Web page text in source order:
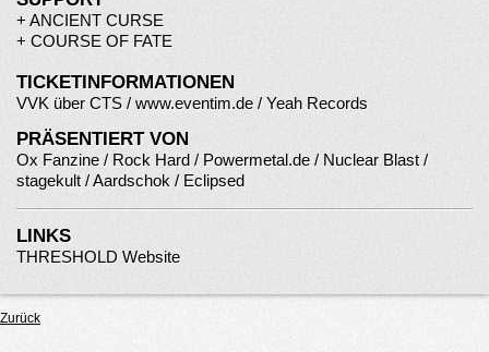
+ANCIENT CURSE
+ COURSE OF FATE
TICKETINFORMATIONEN
VVK über CTS /www.eventim.de / Yeah Records
PRÄSENTIERT VON
Ox Fanzine / Rock Hard / Powermetal.de / Nuclear Blast /
stagekult / Aardschok / Eclipsed
LINKS
THRESHOLD Website
Zurück